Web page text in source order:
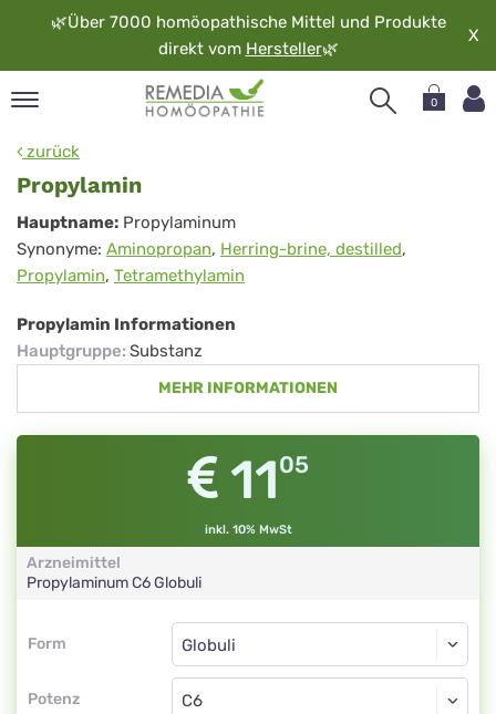
🌿Über 7000 homöopathische Mittel und Produkte
direkt vom Hersteller🌿
X
0
zurück
Propylamin
Propylamin
Hauptname: Propylaminum
Synonyme: Aminopropan, Herring-brine, destilled,
Propylamin, Tetramethylamin
Propylamin Informationen
Hauptgruppe: Substanz
MEHR INFORMATIONEN
1105
inkl. 10% MwSt
Arzneimittel
PropylaminumC6Globuli
Form
Form
Potenz
Globuli
C6